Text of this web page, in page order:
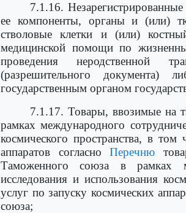
7.1.16.
ее компоненты, органы и (или)
стволовые клетки и (или)
медицинской помощи по
проведения неродственной
(разрешительного документа)
государственным органом
7.1.17. Товары, ввозимые на
рамках международного
космического пространства, в том
аппаратов согласноПеречню
Таможенного союза в рамках
исследования и использования
услуг по запуску космических
союза;